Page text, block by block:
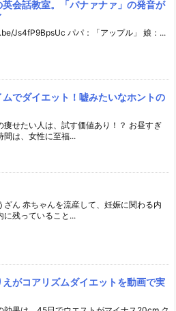
会話教室。「バナァナァ」の発音が
Js4fP9BpsUc パパ：「アップル」 娘：...
ムでダイエット！嘘みたいなホントの
痩せたい人は、試す価値あり！？ お昼すぎ
間は、女性に至福...
ざん 赤ちゃんを流産して、妊娠に関わる内
に残っていること...
えがコアリズムダイエットを動画で実